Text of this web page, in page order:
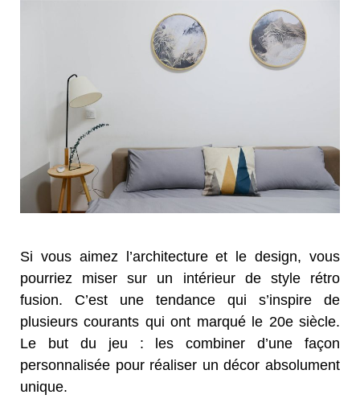
Si vous aimez l’architecture et le design, vous
pourriez miser sur un intérieur de style rétro
fusion. C’est une tendance qui s’inspire de
plusieurs courants qui ont marqué le 20esiècle.
Le but du jeu : les combiner d’une façon
personnalisée pour réaliser un décor absolument
unique.